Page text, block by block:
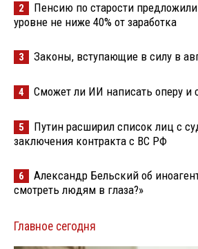
2
Пенсию по старости
уровне не ниже 40% от заработка
3 Законы, вступающие в силу в
4 Сможет ли ИИ написать оперу и
5
Путин расширил список лиц с
заключения контракта с ВС РФ
6
Александр Бельский об
смотреть людям в глаза?»
Главное сегодня